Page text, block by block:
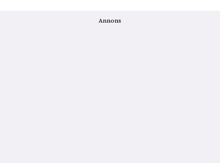
Annons